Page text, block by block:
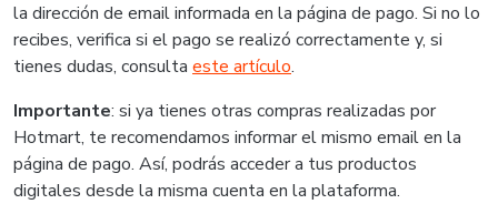
la dirección de email informada en la página de pago. Si no lo
recibes, verifica si el pago se realizó correctamente y, si
tienes dudas, consulta este artículo.
Importante: si ya tienes otras compras realizadas por
Hotmart, te recomendamos informar el mismo email en la
página de pago. Así, podrás acceder a tus productos
digitales desde la misma cuenta en la plataforma.